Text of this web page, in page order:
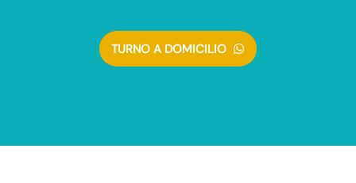
TURNO A DOMICILIO